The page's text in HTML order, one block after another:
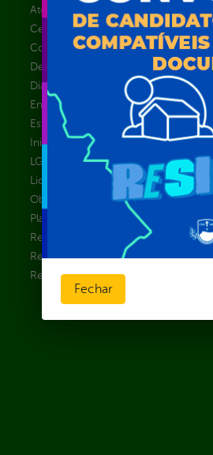
Atos normativos
Central de Dúvidas
Convênios e Transferências
Despesas
Diárias
Emendas parlamentares
Estrutura Organizacional
Inicio
LGPD e Governo Digital
Licitações e Contratos
Obras Públicas
Planejamento e Prestação de Contas
Receitas
Recursos Humanos
Renúncias de Receitas
Fechar